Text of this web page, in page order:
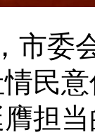
委会
民
担当